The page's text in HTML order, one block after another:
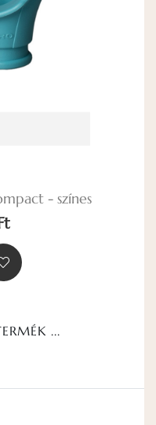
- színes
...